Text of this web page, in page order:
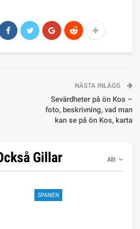
NÄSTA INLÄGG
Sevärdheter på ön Kos –
foto, beskrivning, vad man
kan se på ön Kos, karta
Allt
Gillar
SPANIEN